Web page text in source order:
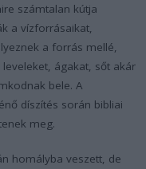
számtalan kútja
a vízforrásaikat,
a forrás mellé,
ágakat, sőt akár
bele. A
díszítés során bibliai
meg.
homályba veszett, de